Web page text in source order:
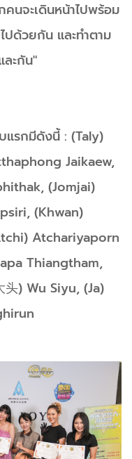
นจะเดินหน้าไปพร้อม
ปด้วยกัน และทำตาม
ะกัน"
แรกมีดังนี้ : (Taly)
Jaikaew,
(Jomjai)
(Khwan)
Atchariyaporn
Thiangtham,
) Wu Siyu, (Ja)